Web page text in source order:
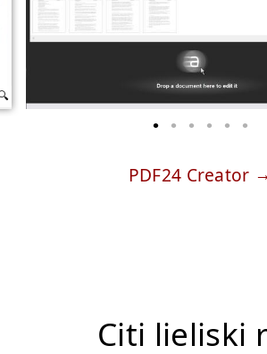
PDF24 Creator
Citi lieliski